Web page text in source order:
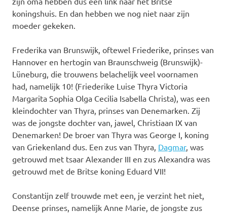
koningshuis. En dan hebben we nog niet naar zijn
moeder gekeken.
Frederika van Brunswijk, oftewel Friederike, prinses van
Hannover en hertogin van Braunschweig (Brunswijk)-
Lüneburg, die trouwens belachelijk veel voornamen
had, namelijk 10! (Friederike Luise Thyra Victoria
Margarita Sophia Olga Cecilia Isabella Christa), was een
kleindochter van Thyra, prinses van Denemarken. Zij
was de jongste dochter van, jawel, Christiaan IX van
Denemarken! De broer van Thyra was George I, koning
van Griekenland dus. Een zus van Thyra, Dagmar, was
getrouwd met tsaar Alexander III en zus Alexandra was
getrouwd met de Britse koning Eduard VII!
Constantijn zelf trouwde met een, je verzint het niet,
Deense prinses, namelijk Anne Marie, de jongste zus